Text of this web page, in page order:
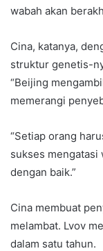
wabah akan
Cina, katanya,
struktur genetis-
“Beijing
memerangi
“Setiap orang
sukses mengatasi
dengan baik.”
Cina membuat
melambat. Lvov
dalam satu tahun.